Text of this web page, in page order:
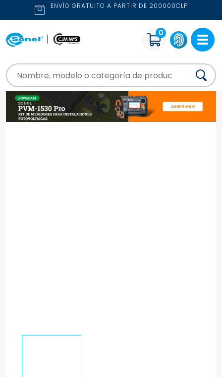
ENVÍO GRATUITO A PARTIR DE 200000CLP
0